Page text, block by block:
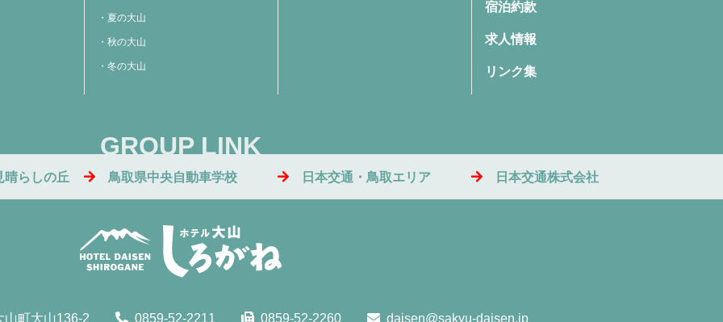
夏の大山
秋の大山
冬の大山
宿泊約款
求人情報
リンク集
GROUP LINK
晴らしの丘 鳥取県中央自動車学校 日本交通・鳥取エリア 日本交通株式会社
山町大山136-2 0859-52-2211 0859-52-2260 daisen@sakyu-daisen.jp